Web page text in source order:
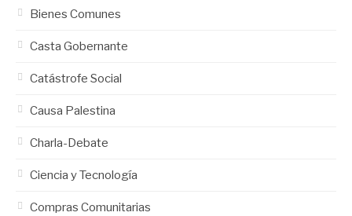
Bienes Comunes
Casta Gobernante
Catástrofe Social
Causa Palestina
Charla-Debate
Ciencia y Tecnología
Compras Comunitarias